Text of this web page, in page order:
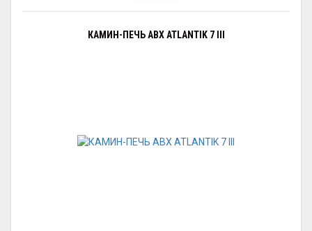
КАМИН-ПЕЧЬ ABX ATLANTIK 7 III